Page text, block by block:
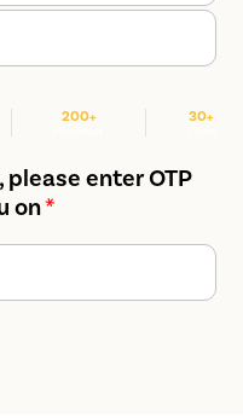
200+ 30+
enter OTP
on*